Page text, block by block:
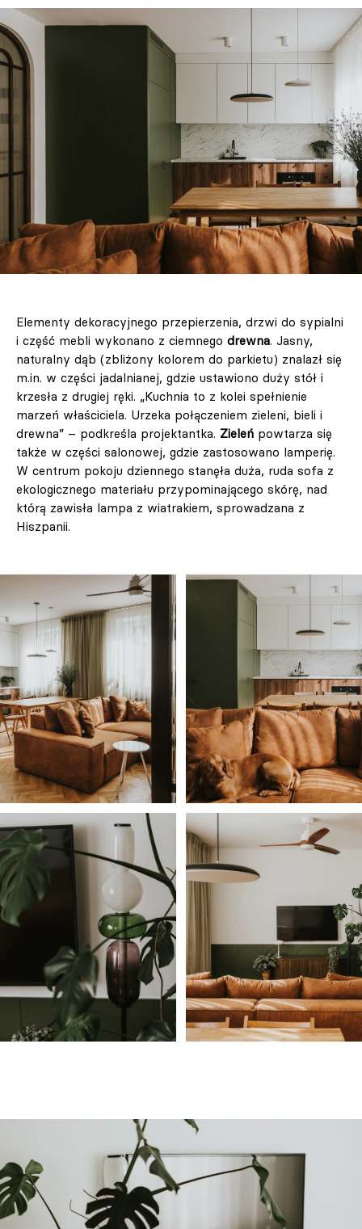
Elementy dekoracyjnego przepierzenia, drzwi do sypialni
i część mebli wykonano z ciemnego drewna. Jasny,
naturalny dąb (zbliżony kolorem do parkietu) znalazł się
m.in. w części jadalnianej, gdzie ustawiono duży stół i
krzesła z drugiej ręki. „Kuchnia to z kolei spełnienie
marzeń właściciela. Urzeka połączeniem zieleni, bieli i
drewna” – podkreśla projektantka. Zieleń powtarza się
także w części salonowej, gdzie zastosowano lamperię.
W centrum pokoju dziennego stanęła duża, ruda sofa z
ekologicznego materiału przypominającego skórę, nad
którą zawisła lampa z wiatrakiem, sprowadzana z
Hiszpanii.